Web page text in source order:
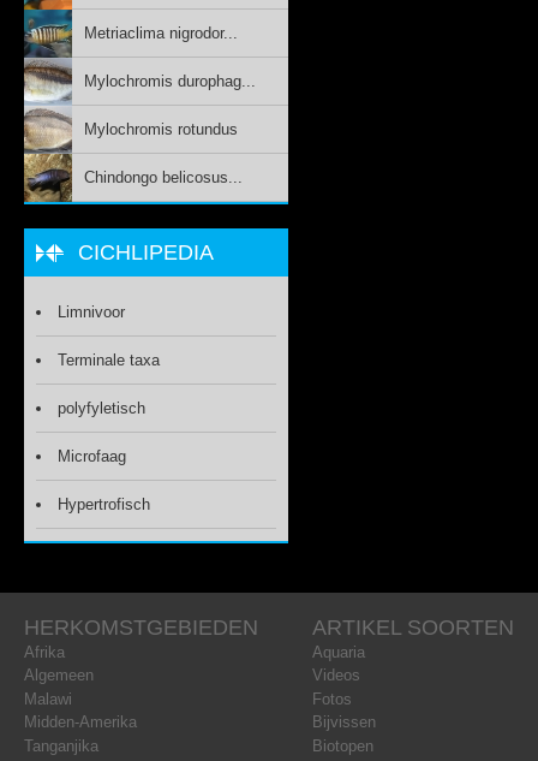
Metriaclima nigrodor...
Mylochromis durophag...
Mylochromis rotundus
Chindongo belicosus...
CICHLIPEDIA
Limnivoor
Terminale taxa
polyfyletisch
Microfaag
Hypertrofisch
HERKOMSTGEBIEDEN
Afrika
Algemeen
Malawi
Midden-Amerika
Tanganjika
ARTIKEL SOORTEN
Aquaria
Videos
Fotos
Bijvissen
Biotopen